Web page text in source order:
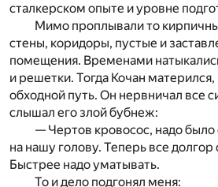
сталкерском опыте и уровне
Мимо проплывали то
стены, коридоры, пустые и
помещения. Временами
и решетки. Тогда Кочан
обходной путь. Он нервничал все
слышал его злой бубнеж:
— Чертов кровосос, надо
на нашу голову. Теперь все долгор
Быстрее надо уматывать.
То и дело подгонял меня: